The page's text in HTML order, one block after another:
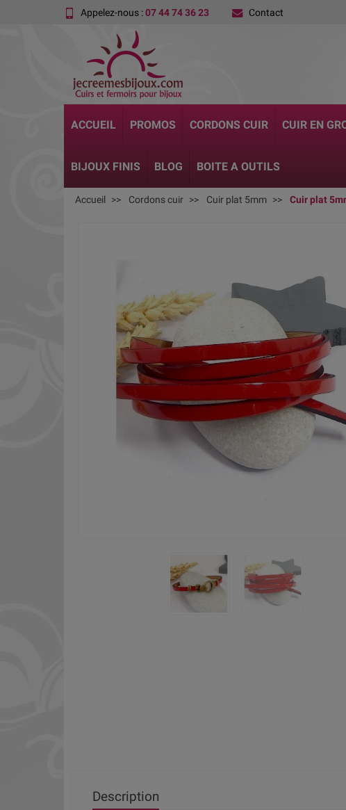
Appelez-nous :07 44 74 36 23 Contact
ACCUEIL PROMOS CORDONS CUIR CUIR EN
BIJOUX FINIS BLOG BOITE A OUTILS
Accueil Cordons cuir Cuir plat 5mm Cuir plat
Description